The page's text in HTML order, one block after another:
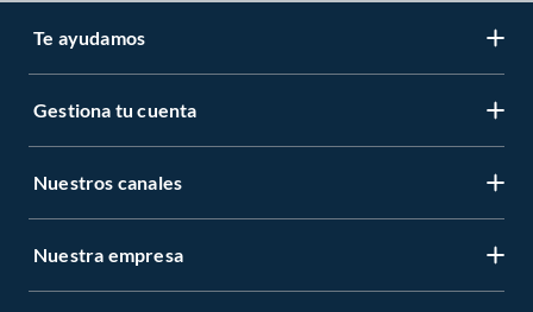
Te ayudamos
Gestiona tu cuenta
Nuestros canales
Nuestra empresa